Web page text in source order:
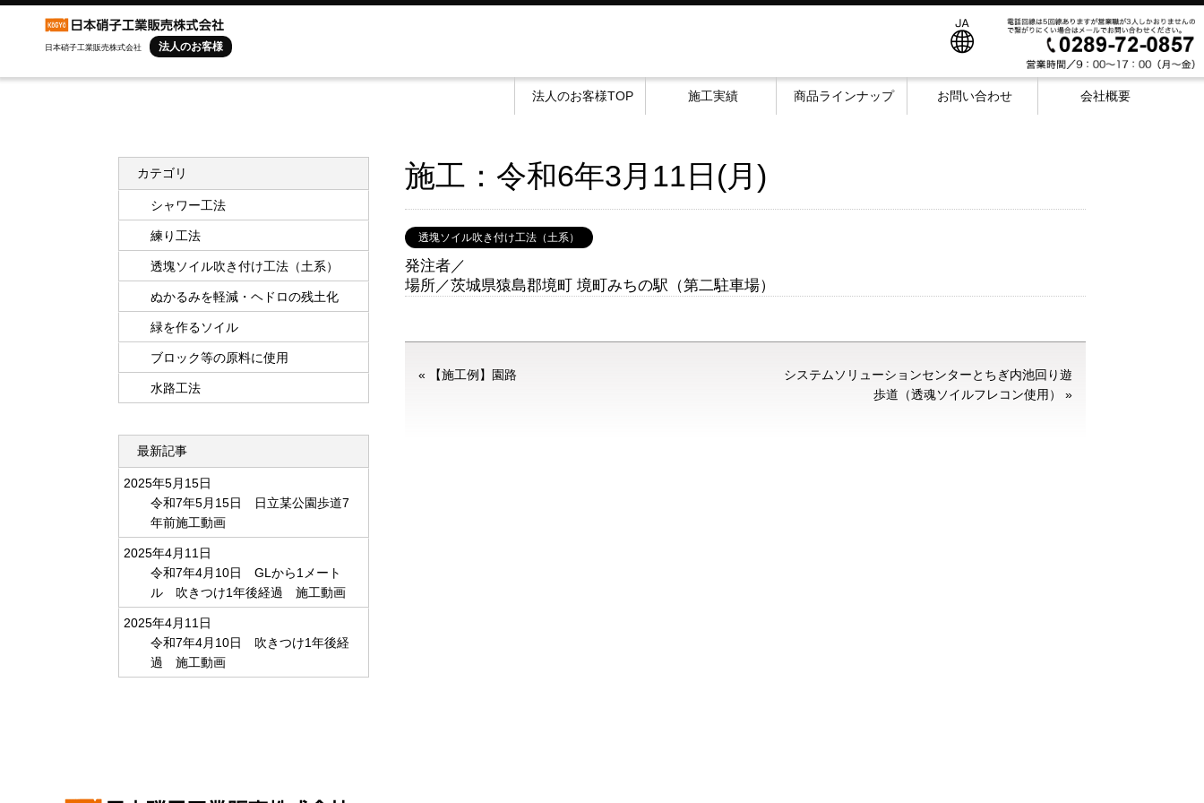
日本硝子工業販売株式会社 法人のお客様
法人のお客様TOP 施工実績 商品ラインナップ お問い合わせ 会社概要
施工：令和6年3月11日(月)
透塊ソイル吹き付け工法（土系）
発注者／
場所／茨城県猿島郡境町 境町みちの駅（第二駐車場）
« 【施工例】園路
システムソリューションセンターとちぎ内池回り遊
歩道（透魂ソイルフレコン使用）
»
カテゴリ
シャワー工法
練り工法
透塊ソイル吹き付け工法（土系）
ぬかるみを軽減・ヘドロの残土化
緑を作るソイル
ブロック等の原料に使用
水路工法
最新記事
2025年5月15日
令和7年5月15日 日立某公園歩道7
年前施工動画
2025年4月11日
令和7年4月10日 GLから1メート
ル 吹きつけ1年後経過 施工動画
2025年4月11日
令和7年4月10日 吹きつけ1年後経
過 施工動画